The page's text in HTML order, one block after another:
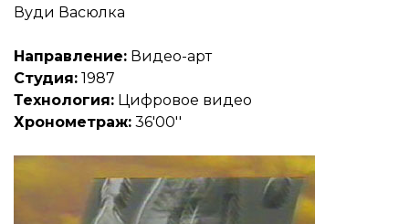
Вуди Васюлка
Направление: Видео-арт
Студия: 1987
Технология: Цифровое видео
Хронометраж: 36'00''